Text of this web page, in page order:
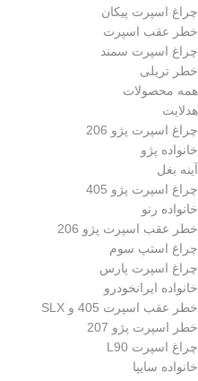
چراغ اسپرت پیکان
خطر عقب اسپرت
چراغ اسپرت سمند
خطر تریلی
همه محصولات
هدلایت
چراغ اسپرت پژو 206
خانواده پژو
آینه بغل
چراغ اسپرت پژو 405
خانواده رنو
خطر عقب اسپرت پژو 206
چراغ استپ سوم
چراغ اسپرت پارس
خانواده ایرانخودرو
خطر عقب اسپرت 405 و SLX
خطر اسپرت پژو 207
چراغ اسپرت L90
خانواده سایپا